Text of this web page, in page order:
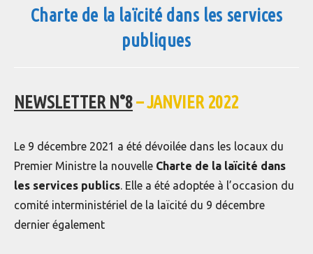
Charte de la laïcité dans les services
publiques
NEWSLETTER N°8– JANVIER 2022
Le 9 décembre 2021 a été dévoilée dans les locaux du
Premier Ministre la nouvelle Charte de la laïcité dans
les services publics. Elle a été adoptée à l’occasion du
comité interministériel de la laïcité du 9 décembre
dernier également